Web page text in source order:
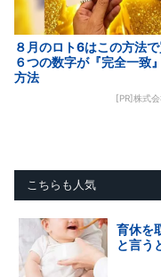
８月のロト6はこの方法
６つの数字が『完全一致
方法
[PR]株式
こちらも人気
育休を
と言う